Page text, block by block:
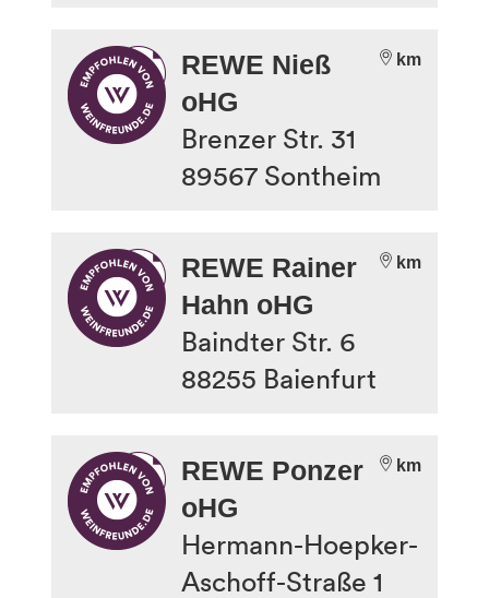
km
REWE Nieß
oHG
Brenzer Str. 31
89567 Sontheim
km
REWE Rainer
Hahn oHG
Baindter Str. 6
88255 Baienfurt
km
REWE Ponzer
oHG
Hermann-Hoepker-
Aschoff-Straße 1